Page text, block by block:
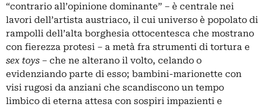
“contrario all’opinione dominante” – è centrale nei
lavori dell’artista austriaco, il cui universo è popolato di
rampolli dell’alta borghesia ottocentesca che mostrano
con fierezza protesi – a metà fra strumenti di tortura e
sex toys – che ne alterano il volto, celando o
evidenziando parte di esso; bambini-marionette con
visi rugosi da anziani che scandiscono un tempo
limbico di eterna attesa con sospiri impazienti e